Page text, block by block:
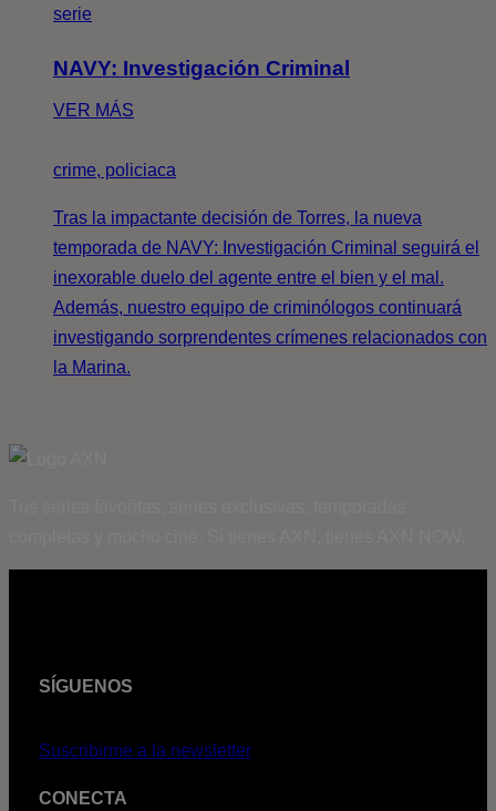
serie
NAVY: Investigación Criminal
VER MÁS
crime, policiaca
Tras la impactante decisión de Torres, la nueva
temporada de NAVY: Investigación Criminal seguirá el
inexorable duelo del agente entre el bien y el mal.
Además, nuestro equipo de criminólogos continuará
investigando sorprendentes crímenes relacionados con
la Marina.
SÍGUENOS
Suscribirme a la newsletter
CONECTA